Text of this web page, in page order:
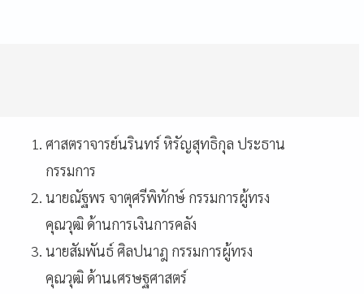
ศาสตราจารย์นรินทร์ หิรัญสุทธิกุล ประธาน
กรรมการ
นายณัฐพร จาตุศรีพิทักษ์ กรรมการผู้ทรง
คุณวุฒิ ด้านการเงินการคลัง
นายสัมพันธ์ ศิลปนาฎ กรรมการผู้ทรง
คุณวุฒิ ด้านเศรษฐศาสตร์